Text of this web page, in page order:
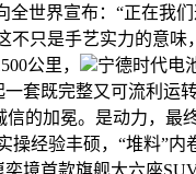
全世界宣布：“正在我们
不只是手艺实力的意味
公里，
宁德时代电
套既完整又可流利运
信的加冕。是动力，最
操经验丰硕，“堆料”内